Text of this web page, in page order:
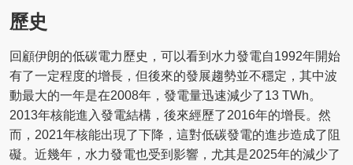
歷史
回顧伊朗的低碳電力歷史，可以看到水力發電自1992年開始
有了一定程度的增長，但後來的發展趨勢並不穩定，其中波
動最大的一年是在2008年，發電量迅速減少了13 TWh。
2013年核能進入發電結構，後來經歷了2016年的增長。然
而，2021年核能出現了下降，這對低碳發電的進步造成了阻
礙。近幾年，水力發電也受到影響，尤其是2025年的減少了